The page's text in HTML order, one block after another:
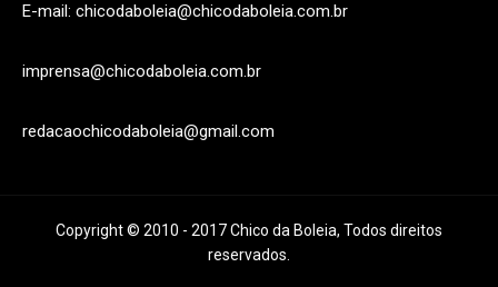
E-mail: chicodaboleia@chicodaboleia.com.br
imprensa@chicodaboleia.com.br
redacaochicodaboleia@gmail.com
Copyright © 2010 - 2017 Chico da Boleia, Todos direitos
reservados.